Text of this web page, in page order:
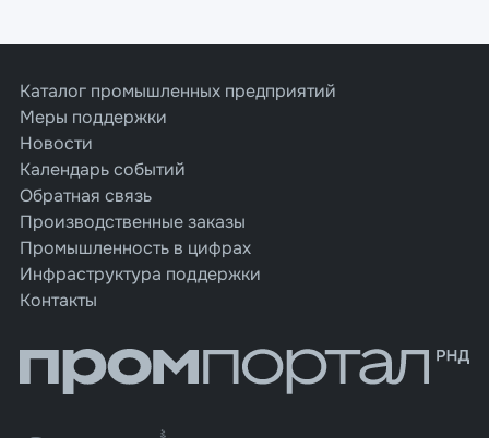
Каталог промышленных предприятий
Меры поддержки
Новости
Календарь событий
Обратная связь
Производственные заказы
Промышленность в цифрах
Инфраструктура поддержки
Контакты